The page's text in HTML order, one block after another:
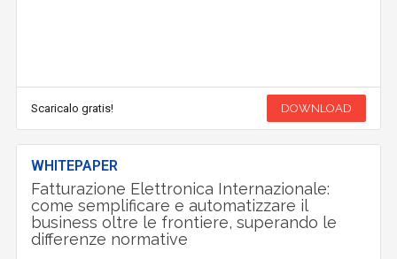
Scaricalo gratis! DOWNLOAD
WHITEPAPER
Fatturazione Elettronica Internazionale:
come semplificare e automatizzare il
business oltre le frontiere, superando le
differenze normative